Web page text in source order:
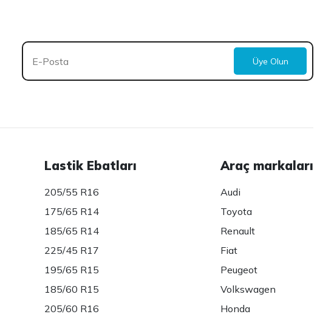
Üye Olun
Lastik Ebatları
205/55 R16
175/65 R14
185/65 R14
225/45 R17
195/65 R15
185/60 R15
205/60 R16
Araç markaları
Audi
Toyota
Renault
Fiat
Peugeot
Volkswagen
Honda